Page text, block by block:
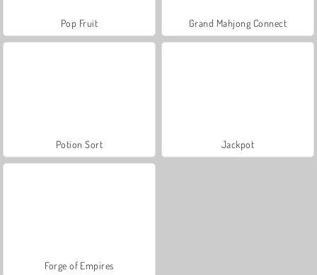
Pop Fruit Grand Mahjong Connect
Potion Sort Jackpot
Forge of Empires